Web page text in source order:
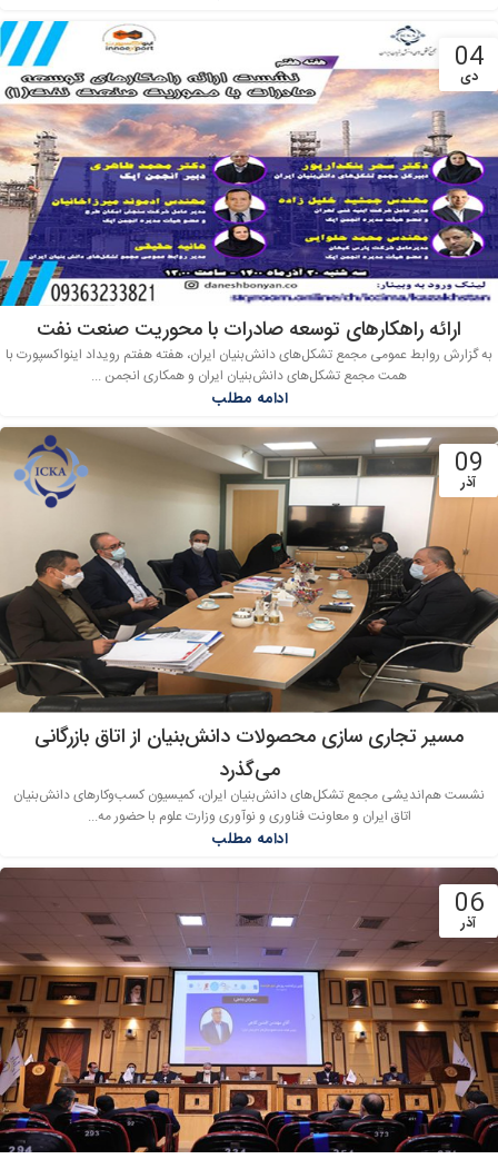
04
دی
ارائه راهکارهای توسعه صادرات با محوریت صنعت نفت
به گزارش روابط عمومی مجمع تشکل‌های دانش‌بنیان ایران، هفته هفتم رویداد اینواکسپورت با
همت مجمع تشکل‌های دانش‌بنیان ایران و همکاری انجمن ...
ادامه مطلب
09
آذر
مسیر تجاری سازی محصولات دانش‌بنیان از اتاق بازرگانی
می‌گذرد
نشست هم‌اندیشی مجمع تشکل‌های دانش‌بنیان ایران، کمیسیون کسب‌وکارهای دانش‌بنیان
اتاق ایران و معاونت فناوری و نوآوری وزارت علوم با حضور مه...
ادامه مطلب
06
آذر